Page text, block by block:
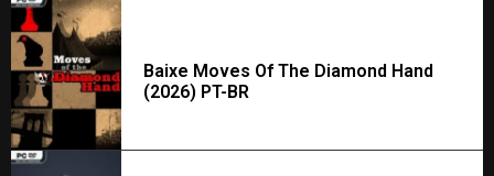
Baixe Moves Of The Diamond Hand
(2026) PT-BR